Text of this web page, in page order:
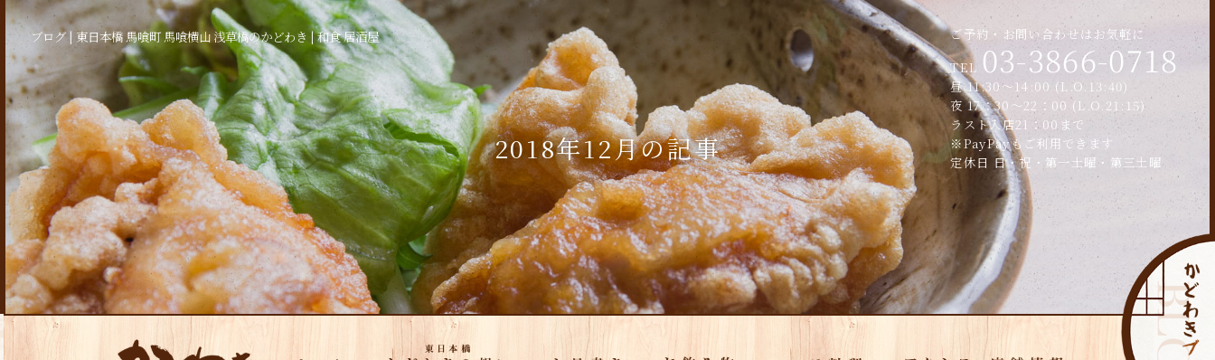
ブログ | 東日本橋 馬喰町 馬喰横山 浅草橋のかどわき | 和食 居酒屋
ご予約・お問い合わせはお気軽に
TEL 03-3866-0718
昼 11:30～14:00 (L.O.13:40)
夜 17：30～22：00 (L.O.21:15)
ラスト入店21：00まで
※PayPayもご利用できます
定休日 日・祝・第一土曜・第三土曜
2018年12月の記事